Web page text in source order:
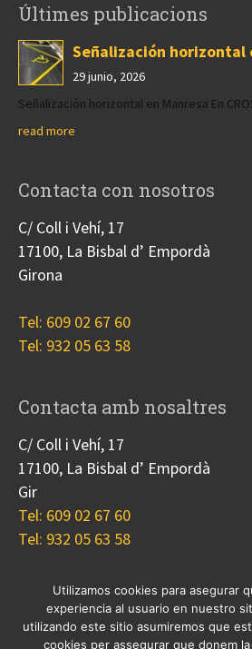
Últimes publicacions
Señalización horizontal
29 junio, 2026
Señalización horizontal en Manresa En
read more
Contacta con nosotros
C/ Coll i Vehí, 17
17100, La Bisbal d’ Empordà
Girona
Tel: 609 02 67 60
Tel: 932 05 63 58
Contacta amb nosaltres
C/ Coll i Vehí, 17
17100, La Bisbal d’ Empordà
Gir
Tel: 609 02 67 60
Tel: 932 05 63 58
Nosotros Proyectos
Cookies
Utilizamos cookies para asegurar
experiencia al usuario en nuestro
utilizando este sitio asumiremos que
cookies per assegurar que donem